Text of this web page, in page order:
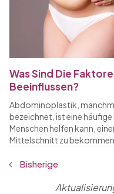
Was Sind Die
Beeinflussen?
Abdominoplastik,
bezeichnet, ist eine
Menschen helfen kann,
Mittelschnitt zu bekommen.
Bisherige